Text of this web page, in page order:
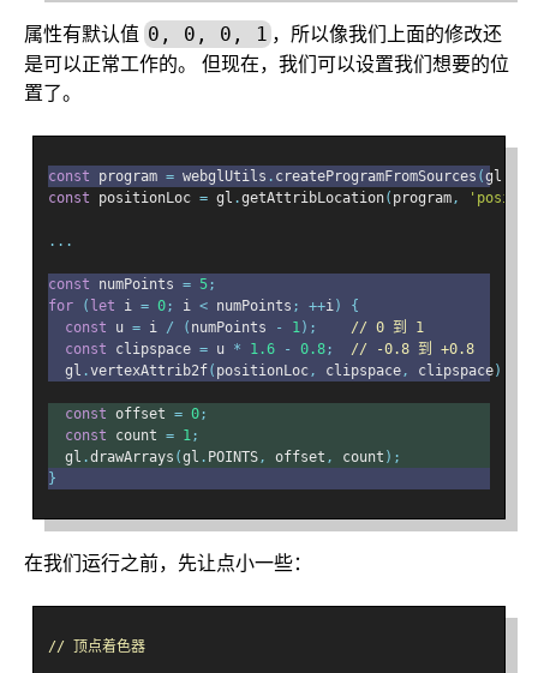
属性有默认值 0, 0, 0, 1 ，所以像我们上面的修改还
是可以正常工作的。 但现在，我们可以设置我们想要的位
置了。
const program = webglUtils . createProgramFromSources (gl
const positionLoc = gl .getAttribLocation( program,
...
const numPoints = 5;
for
( let i = 0; i < numPoints ; ++i)
{
const u = i / ( numPoints - 1);
// 0 到 1
const clipspace = u * 1.6 - 0.8;
// -0.8 到 +0.8
  gl
.vertexAttrib2f( positionLoc, clipspace, clipspace);
const offset = 0;
const count = 1;
  gl
.drawArrays (gl . POINTS, offset , count );
}
在我们运行之前，先让点小一些：
// 顶点着色器